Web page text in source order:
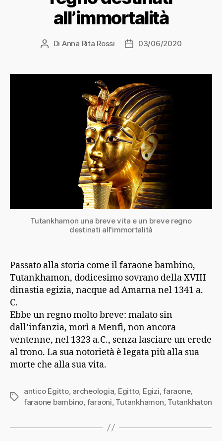
all’immortalità
Autore
Di Anna Rita Rossi
Data03/06/2020
Tutankhamon una breve vita e un breve regno
destinati all'immortalità
Passato alla storia come il faraone bambino,
Tutankhamon, dodicesimo sovrano della XVIII
dinastia egizia, nacque ad Amarna nel 1341 a.
C.
Ebbe un regno molto breve: malato sin
dall’infanzia, morì a Menfi, non ancora
ventenne, nel 1323 a.C., senza lasciare un erede
al trono. La sua notorietà è legata più alla sua
morte che alla sua vita.
Tag
antico Egitto, archeologia, Egitto, Egizi,faraone,
faraone bambino, faraoni, Tutankhamon, Tutankhaton